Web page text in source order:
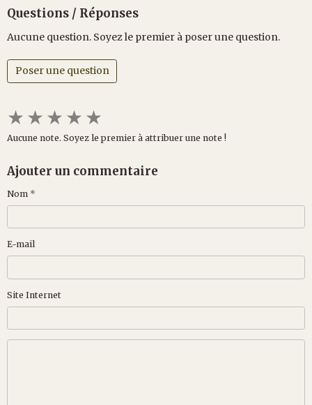
Questions / Réponses
Aucune question. Soyez le premier à poser une question.
Poser une question
★★★★★
Aucune note. Soyez le premier à attribuer une note !
Ajouter un commentaire
Nom
E-mail
Site Internet